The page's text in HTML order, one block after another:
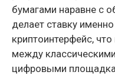
бумагами наравне с
делает ставку
криптоинтерфейс,
между
цифровыми